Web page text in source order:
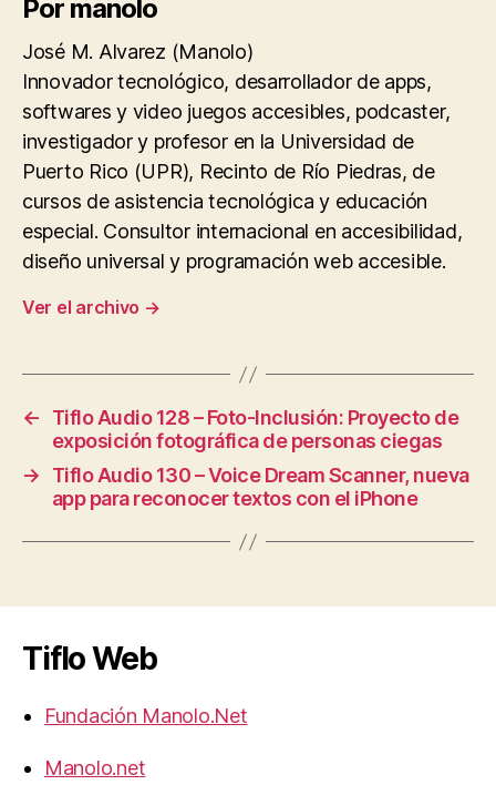
Por manolo
José M. Alvarez (Manolo)
Innovador tecnológico, desarrollador de apps,
softwares y video juegos accesibles, podcaster,
investigador y profesor en la Universidad de
Puerto Rico (UPR), Recinto de Río Piedras, de
cursos de asistencia tecnológica y educación
especial. Consultor internacional en accesibilidad,
diseño universal y programación web accesible.
Ver el archivo →
←
Tiflo Audio 128 – Foto-Inclusión: Proyecto de
exposición fotográfica de personas ciegas
→
Tiflo Audio 130 – Voice Dream Scanner, nueva
app para reconocer textos con el iPhone
Tiflo Web
Fundación Manolo.Net
Manolo.net